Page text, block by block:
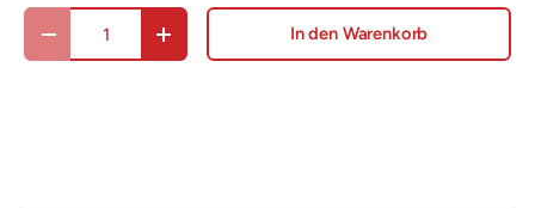
Anzahl
Menge verringernMenge erhöhen In den Warenkorb